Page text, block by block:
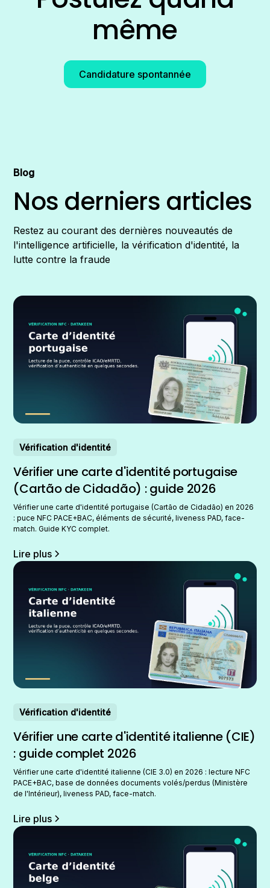
même
Candidature spontannée
Blog
Nos derniers articles
Restez au courant des dernières nouveautés de
l'intelligence artificielle, la vérification d'identité, la
lutte contre la fraude
Vérification d'identité
Vérifier une carte d'identité portugaise
(Cartão de Cidadão) : guide 2026
Vérifier une carte d'identité portugaise (Cartão de Cidadão) en 2026
: puce NFC PACE+BAC, éléments de sécurité, liveness PAD, face-
match. Guide KYC complet.
Lire plus
Vérification d'identité
Vérifier une carte d'identité italienne (CIE)
: guide complet 2026
Vérifier une carte d'identité italienne (CIE 3.0) en 2026 : lecture NFC
PACE+BAC, base de données documents volés/perdus (Ministère
de l'Intérieur), liveness PAD, face-match.
Lire plus